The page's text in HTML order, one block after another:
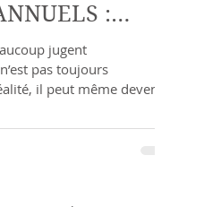
:
APPROCHE
jugent
pas toujours
il peut même devenir